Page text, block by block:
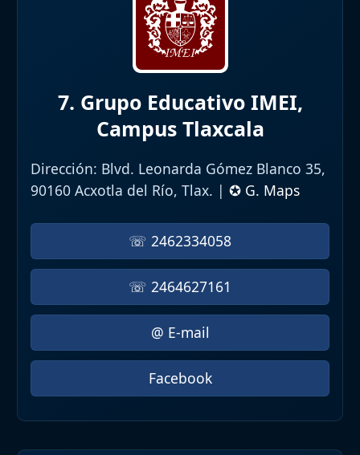
7. Grupo Educativo IMEI,
Campus Tlaxcala
Dirección: Blvd. Leonarda Gómez Blanco 35,
90160 Acxotla del Río, Tlax. | ✪ G. Maps
☏ 2462334058
☏ 2464627161
@ E-mail
Facebook